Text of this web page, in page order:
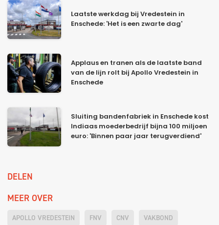
Laatste werkdag bij Vredestein in
Enschede: 'Het is een zwarte dag'
Applaus en tranen als de laatste band
van de lijn rolt bij Apollo Vredestein in
Enschede
Sluiting bandenfabriek in Enschede kost
Indiaas moederbedrijf bijna 100 miljoen
euro: 'Binnen paar jaar terugverdiend'
DELEN
MEER OVER
APOLLO VREDESTEIN FNV CNV VAKBOND